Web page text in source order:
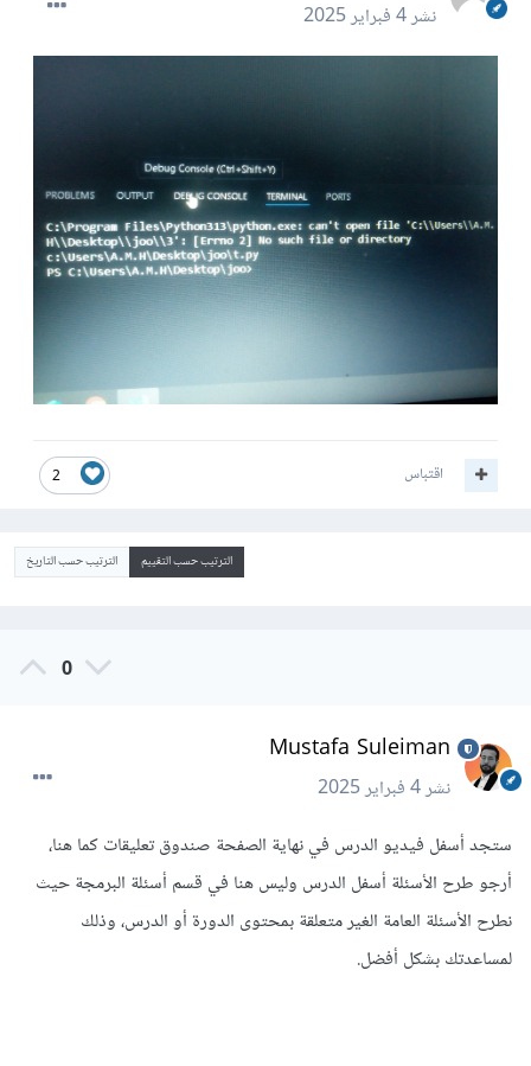
نشر4 فبراير 2025
2 اقتباس
الترتيب حسب التقييم الترتيب حسب التاريخ
0
Mustafa Suleiman
نشر4 فبراير 2025
ستجد أسفل فيديو الدرس في نهاية الصفحة صندوق تعليقات كما هنا،
أرجو طرح الأسئلة أسفل الدرس وليس هنا في قسم أسئلة البرمجة حيث
نطرح الأسئلة العامة الغير متعلقة بمحتوى الدورة أو الدرس، وذلك
لمساعدتك بشكل أفضل.